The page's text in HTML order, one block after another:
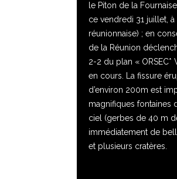
le Piton de la
ce vendredi 31 juillet, à
réunionnaise) ; en
de la Réunion
2-2 du plan « ORSEC*
en cours. La fissure
d’environ 200m est
magnifiques fontaines
ciel (gerbes de 40 m
immédiatement de
et plusieurs cratères.